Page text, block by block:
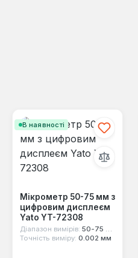
В наявності
Мікрометр 50-75 мм з
цифровим дисплеєм
Yato YT-72308
Діапазон вимірів: 50-75 мм
Точність виміру: 0.002 мм